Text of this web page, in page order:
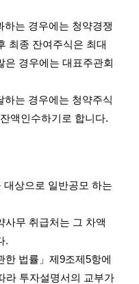
는 경우에는 청약경쟁
최종 잔여주식은 최대
경우에는 대표주관회
는 경우에는 청약주식
액인수하기로 합니다.
대상으로 일반공모 하는
사무 취급처는 그 차액
.
한 법률」제 9조제 5항에
라 투자설명서의 교부가